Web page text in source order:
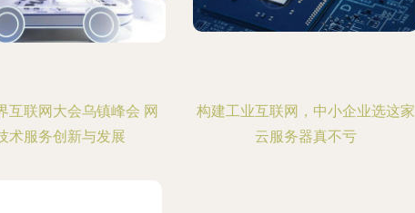
互联网大会乌镇峰会 网
术服务创新与发展
构建工业互联网，中小企业选这家
云服务器真不亏